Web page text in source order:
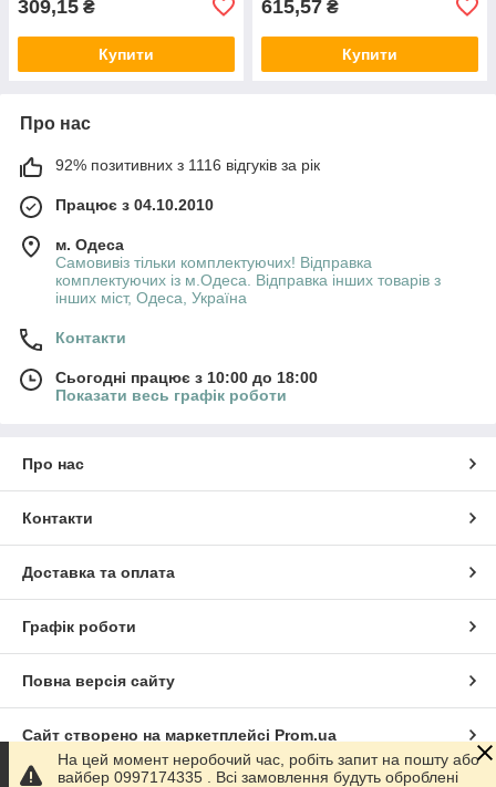
309,15 ₴
Купити
615,57 ₴
Купити
Про нас
92% позитивних з 1116 відгуків за рік
Працює з 04.10.2010
м. Одеса
Самовивіз тільки комплектуючих! Відправка
комплектуючих із м.Одеса. Відправка інших товарів з
інших міст, Одеса, Україна
Контакти
Сьогодні працює з 10:00 до 18:00
Показати весь графік роботи
Про нас
Контакти
Доставка та оплата
Графік роботи
Повна версія сайту
Сайт створено на маркетплейсі Prom.ua
На цей момент неробочий час, робіть запит на пошту або
вайбер 0997174335 . Всі замовлення будуть оброблені